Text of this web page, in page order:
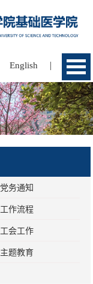
English |
党务通知
工作流程
工会工作
主题教育